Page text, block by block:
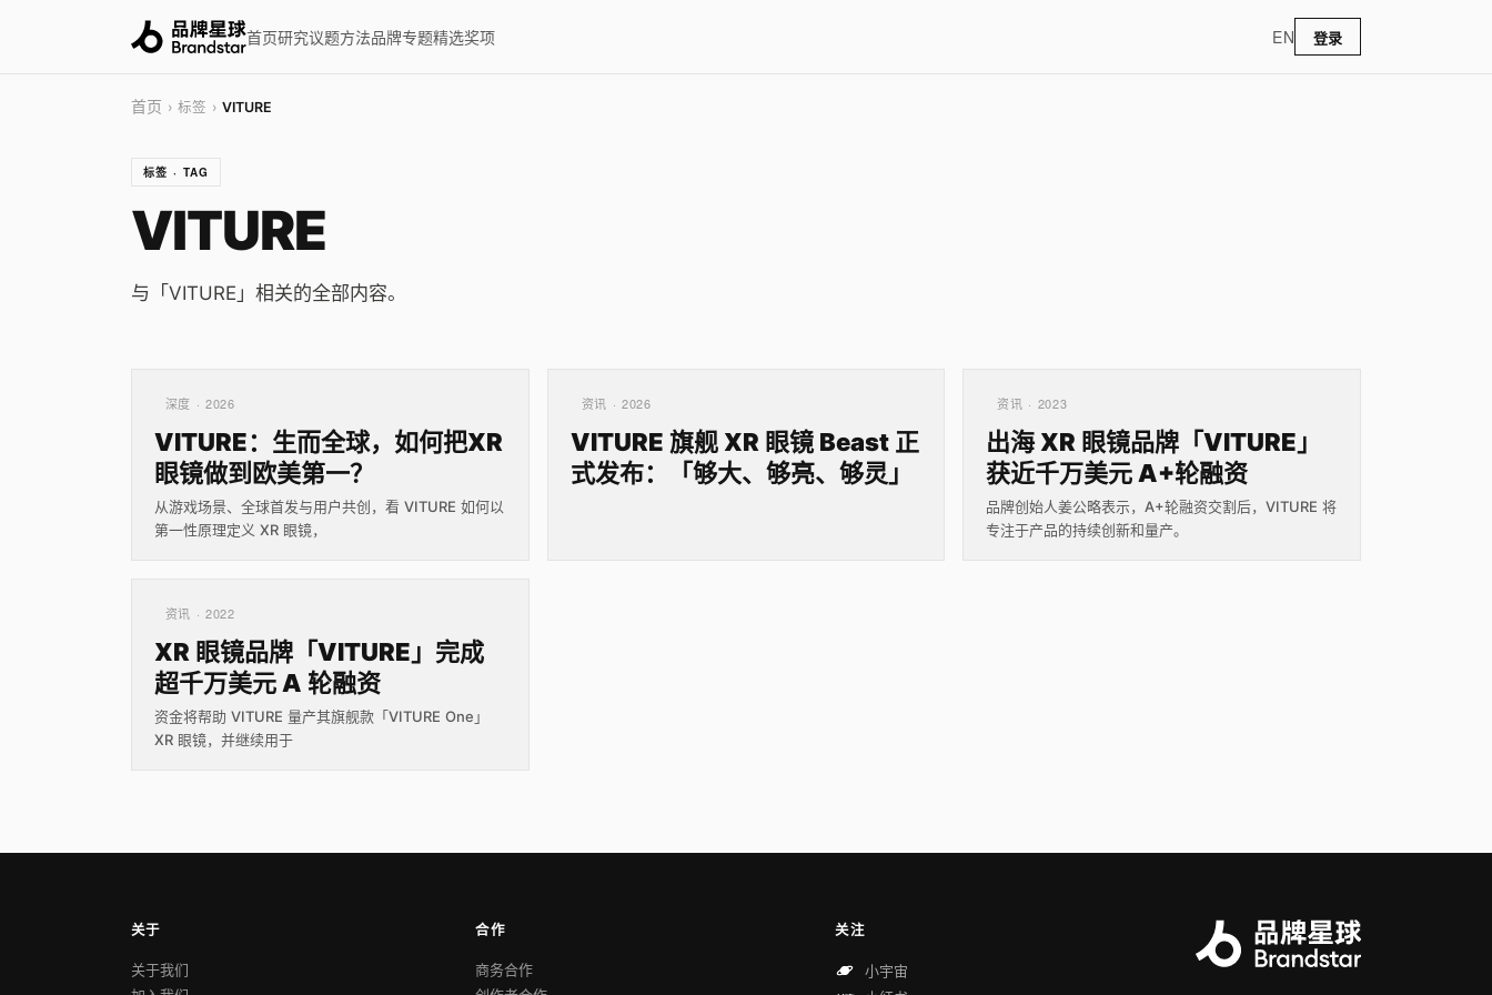
首页研究议题方法品牌专题精选奖项 EN 登录
首页 › 标签 › VITURE
标签 · TAG
VITURE
与「VITURE」相关的全部内容。
深度 · 2026
VITURE：生而全球，如何把XR
眼镜做到欧美第一？
从游戏场景、全球首发与用户共创，看 VITURE 如何以
第一性原理定义 XR 眼镜，
资讯 · 2026
VITURE 旗舰 XR 眼镜 Beast 正
式发布：「够大、够亮、够灵」
资讯 · 2023
出海 XR 眼镜品牌「VITURE」
获近千万美元 A+轮融资
品牌创始人姜公略表示，A+轮融资交割后，VITURE 将
专注于产品的持续创新和量产。
资讯 · 2022
XR 眼镜品牌「VITURE」完成
超千万美元 A 轮融资
资金将帮助 VITURE 量产其旗舰款「VITURE One」
XR 眼镜，并继续用于
关于
关于我们
合作
商务合作
关注
小宇宙